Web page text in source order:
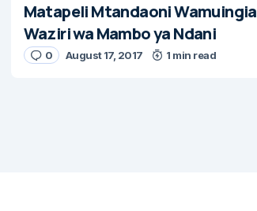
Matapeli Mtandaoni Wamuingia
Waziri wa Mambo ya Ndani
0 August 17, 2017 1 min read